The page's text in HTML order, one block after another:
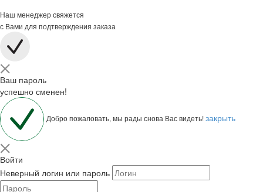
Наш менеджер свяжется
с Вами для подтверждения заказа
Ваш пароль
успешно сменен!
Добро пожаловать, мы рады снова Вас видеть!закрыть
Войти
Неверный логин или пароль